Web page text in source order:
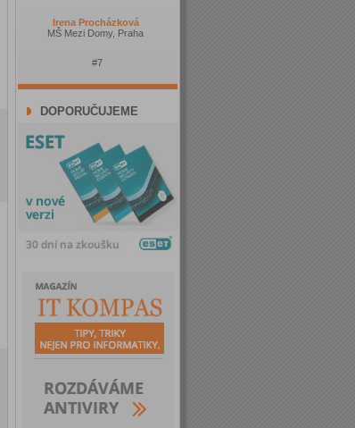
Irena Procházková
MŠ Mezi Domy, Praha
#7
DOPORUČUJEME